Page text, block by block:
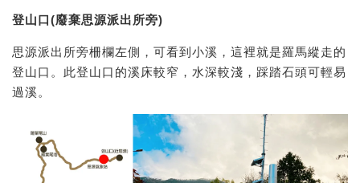
登山口(廢棄思源派出所旁)
思源派出所旁柵欄左側，可看到小溪，這裡就是羅馬縱走的
登山口。此登山口的溪床較窄，水深較淺，踩踏石頭可輕易
過溪。